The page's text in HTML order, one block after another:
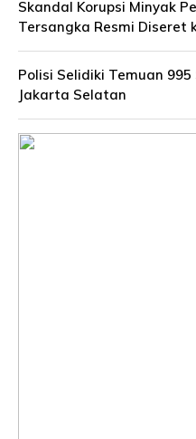
Skandal Korupsi Minyak
Tersangka Resmi Diseret
Polisi Selidiki Temuan
Jakarta Selatan